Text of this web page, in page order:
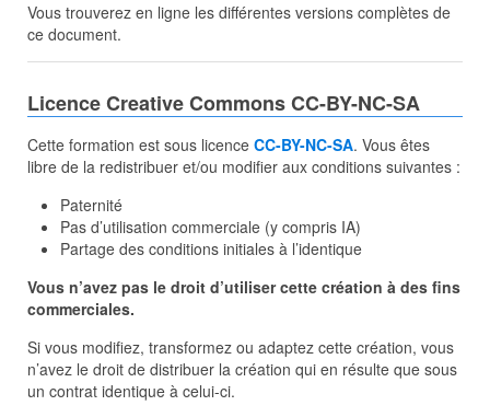
Vous trouverez en ligne les différentes versions complètes de
ce document.
Licence Creative Commons CC-BY-NC-SA
Cette formation est sous licence CC-BY-NC-SA. Vous êtes
libre de la redistribuer et/ou modifier aux conditions suivantes :
Paternité
Pas d’utilisation commerciale (y compris IA)
Partage des conditions initiales à l’identique
Vous n’avez pas le droit d’utiliser cette création à des fins
commerciales.
Si vous modifiez, transformez ou adaptez cette création, vous
n’avez le droit de distribuer la création qui en résulte que sous
un contrat identique à celui-ci.